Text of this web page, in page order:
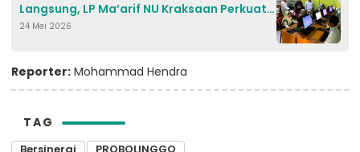
Langsung, LP Ma’arif NU Kraksaan Perkuat
Mutu UAMNU Digital
24 Mei 2026
Reporter: Mohammad Hendra
TAG